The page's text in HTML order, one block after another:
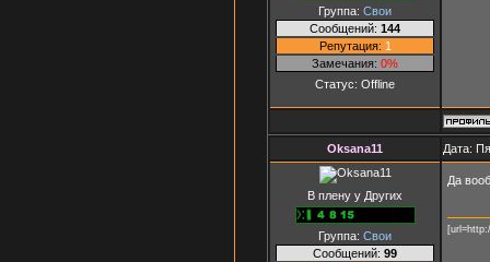
Группа: Свои
Сообщений: 144
Репутация: 1
Замечания: 0%
Статус: Offline
Oksana11 Дата:
В плену у Других
Группа: Свои
Сообщений: 99
Да